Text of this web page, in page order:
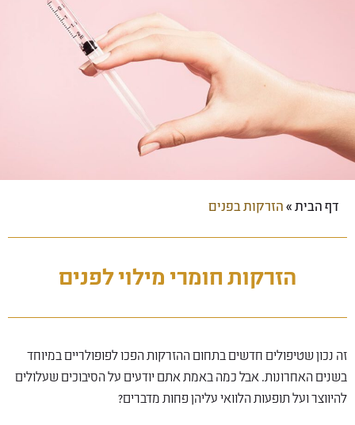
דף הבית » הזרקות בפנים
הזרקות חומרי מילוי לפנים
זה נכון שטיפולים חדשים בתחום ההזרקות הפכו לפופולריים במיוחד
בשנים האחרונות. אבל כמה באמת אתם יודעים על הסיבוכים שעלולים
להיווצר ועל תופעות הלוואי עליהן פחות מדברים?